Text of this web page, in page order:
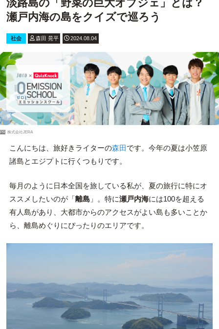
淡路島の「野菜の巨大オブジェ」とは？
瀬戸内海の島をクイズで巡ろう
社会 森田 晃平 2024.08.04
PR 株式会社JERA
こんにちは、旅好きライターの森田です。今年の夏は小笠原
諸島とエジプトに行くつもりです。
毎月のように日本全国を旅している私が、夏の旅行に特にオ
ススメしたいのが「離島 」。特に瀬戸内海には100を超える
有人島があり、大都市からのアクセスがよい島も多いことか
ら、離島めぐりにぴったりのエリアです。